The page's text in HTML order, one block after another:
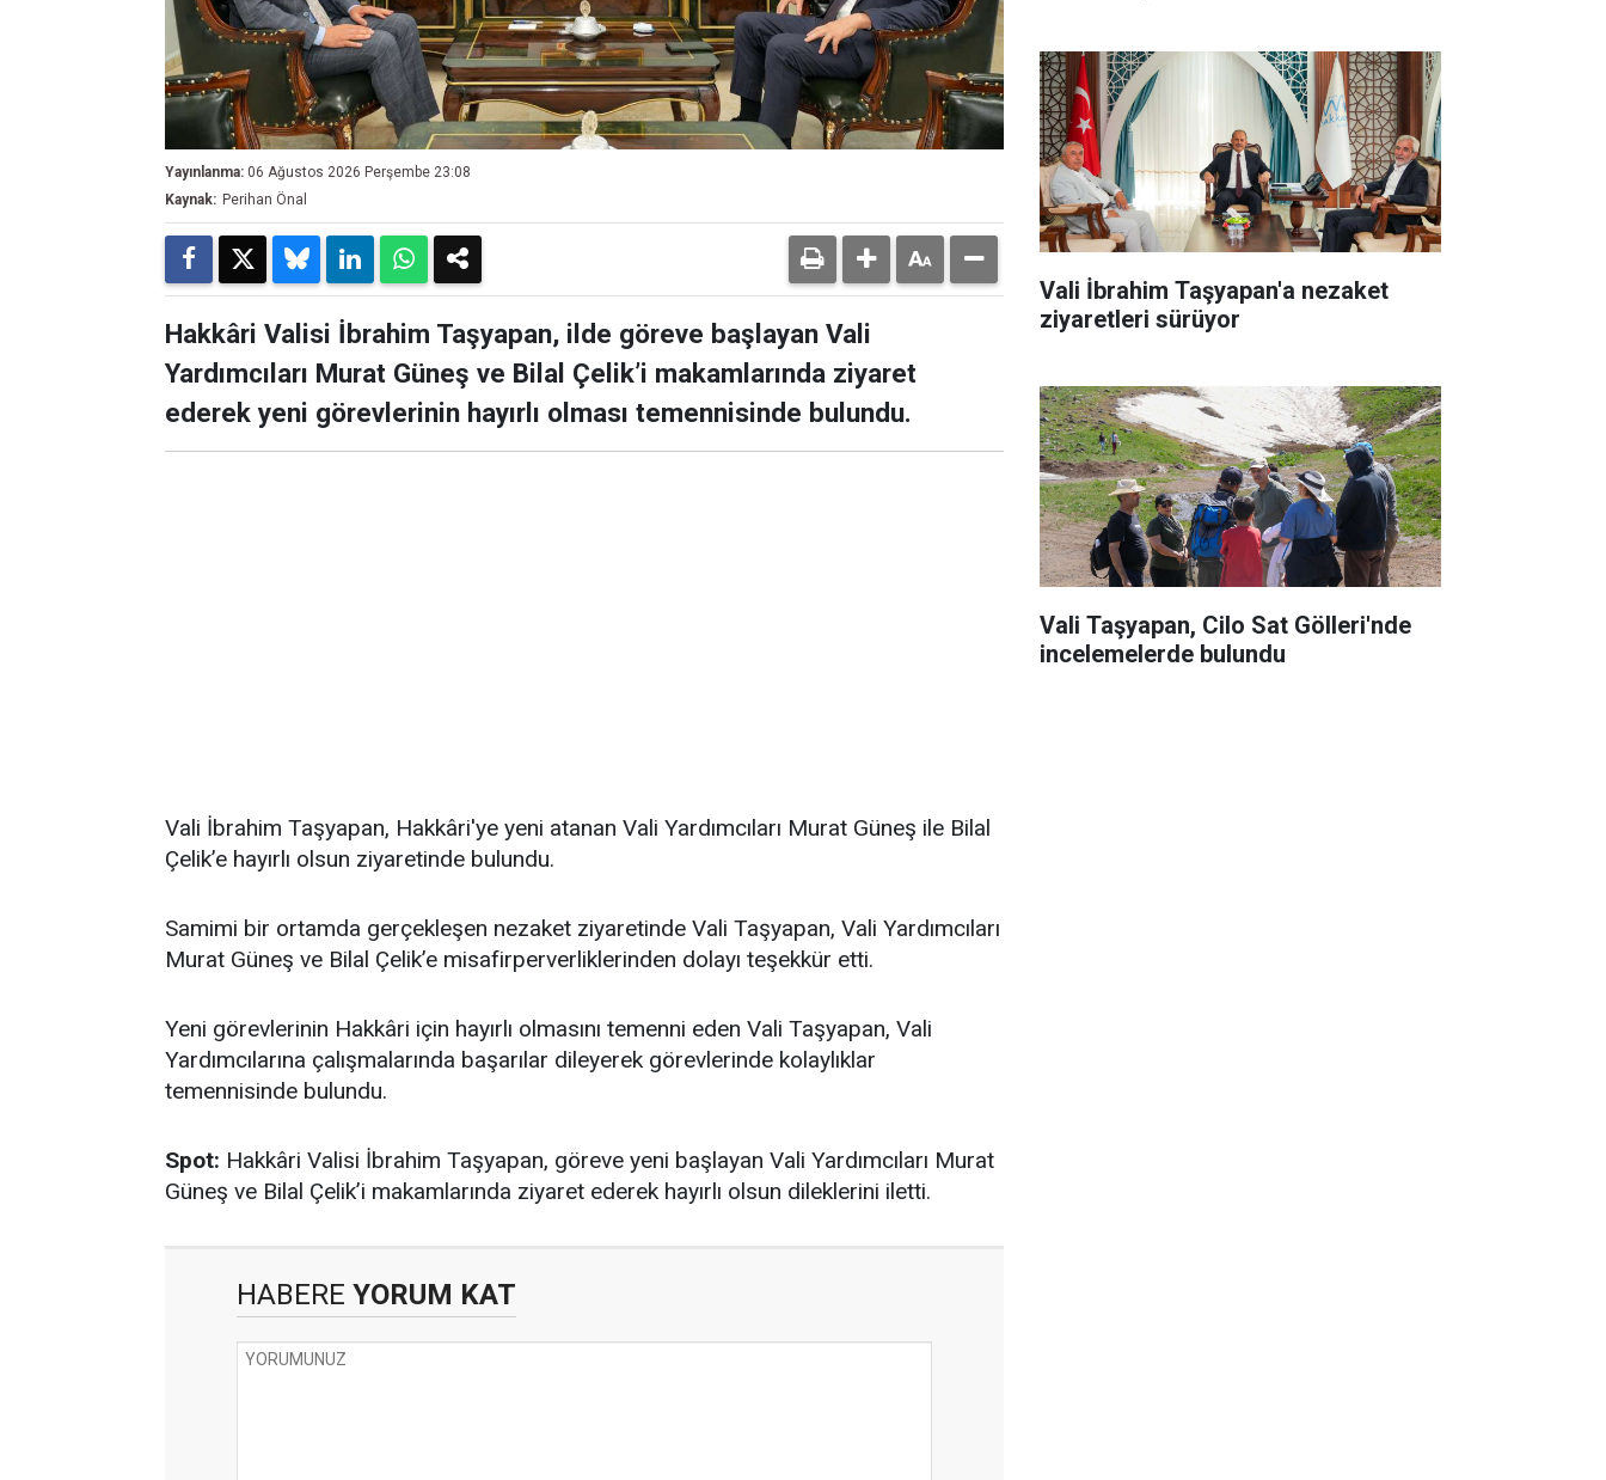
Yayınlanma: 06 Ağustos 2026 Perşembe 23:08
Kaynak: Perihan Önal
Hakkâri Valisi İbrahim Taşyapan, ilde göreve başlayan Vali
Yardımcıları Murat Güneş ve Bilal Çelik’i makamlarında ziyaret
ederek yeni görevlerinin hayırlı olması temennisinde bulundu.
Vali İbrahim Taşyapan, Hakkâri'ye yeni atanan Vali Yardımcıları Murat Güneş ile Bilal
Çelik’e hayırlı olsun ziyaretinde bulundu.
Samimi bir ortamda gerçekleşen nezaket ziyaretinde Vali Taşyapan, Vali Yardımcıları
Murat Güneş ve Bilal Çelik’e misafirperverliklerinden dolayı teşekkür etti.
Yeni görevlerinin Hakkâri için hayırlı olmasını temenni eden Vali Taşyapan, Vali
Yardımcılarına çalışmalarında başarılar dileyerek görevlerinde kolaylıklar
temennisinde bulundu.
Spot: Hakkâri Valisi İbrahim Taşyapan, göreve yeni başlayan Vali Yardımcıları Murat
Güneş ve Bilal Çelik’i makamlarında ziyaret ederek hayırlı olsun dileklerini iletti.
HABERE YORUM KAT
Vali İbrahim Taşyapan'a nezaket
ziyaretleri sürüyor
Vali Taşyapan, Cilo Sat Gölleri'nde
incelemelerde bulundu